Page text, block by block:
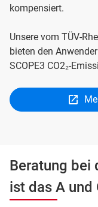
kompensiert.
Unsere vom TÜV-
bieten den
SCOPE3 CO2₂-
Beratung bei
ist das A und